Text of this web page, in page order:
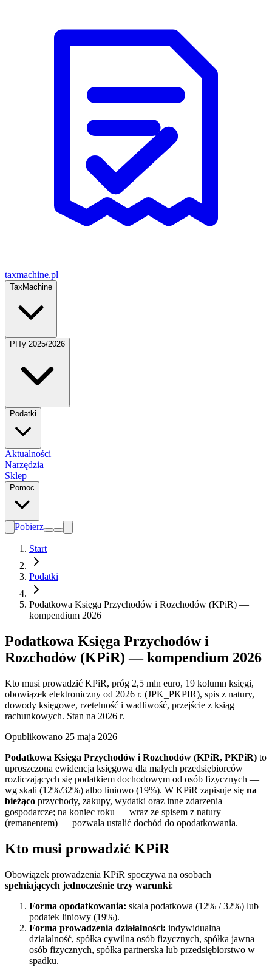
taxmachine.pl
TaxMachine
PITy 2025/2026
Podatki
Aktualności
Narzędzia
Sklep
Pomoc
Pobierz
Start
Podatki
Podatkowa Księga Przychodów i Rozchodów (KPiR) —
kompendium 2026
Podatkowa Księga Przychodów i
Rozchodów (KPiR) — kompendium 2026
Kto musi prowadzić KPiR, próg 2,5 mln euro, 19 kolumn księgi,
obowiązek elektroniczny od 2026 r. (JPK_PKPIR), spis z natury,
dowody księgowe, rzetelność i wadliwość, przejście z ksiąg
rachunkowych. Stan na 2026 r.
Opublikowano 25 maja 2026
Podatkowa Księga Przychodów i Rozchodów (KPiR, PKPiR) to
uproszczona ewidencja księgowa dla małych przedsiębiorców
rozliczających się podatkiem dochodowym od osób fizycznych —
wg skali (12%/32%) albo liniowo (19%). W KPiR zapisuje się na
bieżąco przychody, zakupy, wydatki oraz inne zdarzenia
gospodarcze; na koniec roku — wraz ze spisem z natury
(remanentem) — pozwala ustalić dochód do opodatkowania.
Kto musi prowadzić KPiR
Obowiązek prowadzenia KPiR spoczywa na osobach
spełniających jednocześnie trzy warunki:
Forma opodatkowania: skala podatkowa (12% / 32%) lub
podatek liniowy (19%).
Forma prowadzenia działalności: indywidualna
działalność, spółka cywilna osób fizycznych, spółka jawna
osób fizycznych, spółka partnerska lub przedsiębiorstwo w
spadku.